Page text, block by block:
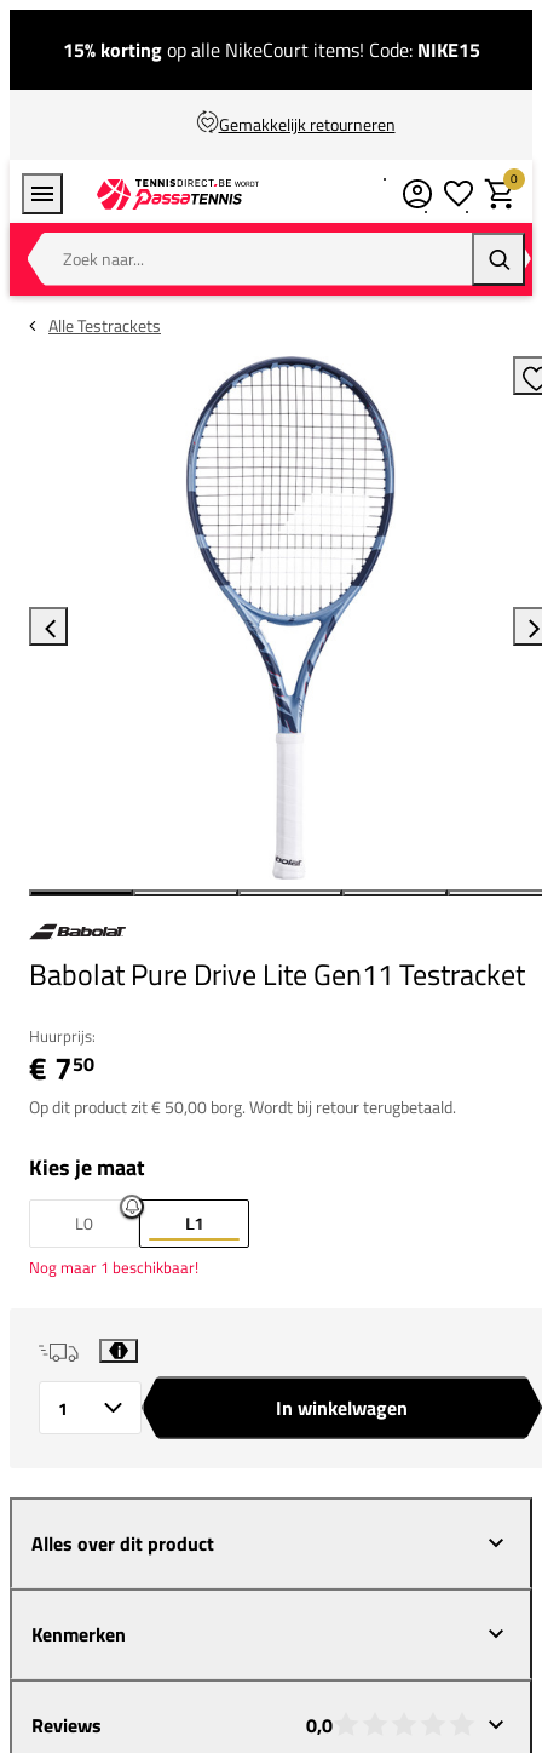
15% kortingop alle NikeCourt items! Code: NIKE15
Gemakkelijk retourneren
Zoek naar...
0
Alle Testrackets
Babolat Pure Drive Lite Gen11 Testracket
Huurprijs:
€ 750
Op dit product zit € 50,00 borg. Wordt bij retour terugbetaald.
Kies je maat
L0 L1
Nog maar 1 beschikbaar!
i
In winkelwagen
Alles over dit product
Kenmerken
Reviews 0,0